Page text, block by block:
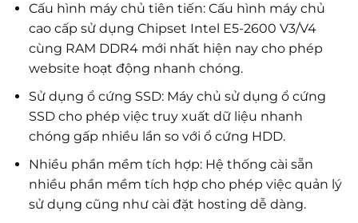
Cấu hình máy chủ tiên tiến: Cấu hình máy chủ
cao cấp sử dụng Chipset Intel E5-2600 V3/V4
cùng RAM DDR4 mới nhất hiện nay cho phép
website hoạt động nhanh chóng.
Sử dụng ổ cứng SSD: Máy chủ sử dụng ổ cứng
SSD cho phép việc truy xuất dữ liệu nhanh
chóng gấp nhiều lần so với ổ cứng HDD.
Nhiều phần mềm tích hợp: Hệ thống cài sẵn
nhiều phần mềm tích hợp cho phép việc quản lý
sử dụng cũng như cài đặt hosting dễ dàng.